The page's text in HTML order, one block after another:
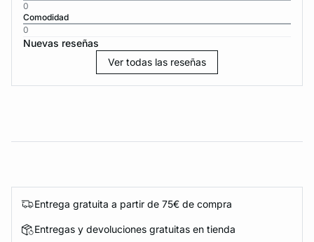
0
Comodidad
0
Nuevas reseñas
Ver todas las reseñas
Entrega gratuita a partir de 75€ de compra
Entregas y devoluciones gratuitas en tienda